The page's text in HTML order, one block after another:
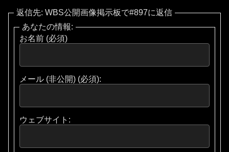
返信先: WBS公開画像掲示板で#897に返信
あなたの情報:
お名前 (必須)
メール (非公開) (必須):
ウェブサイト: